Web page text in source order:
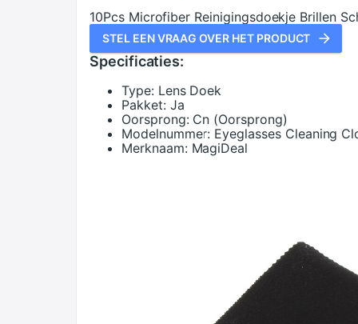
10Pcs Microfiber Reinigingsdoekje Brillen
STEL EEN VRAAG OVER HET PRODUCT
Specificaties:
Type: Lens Doek
Pakket: Ja
Oorsprong: Cn (Oorsprong)
Modelnummer: Eyeglasses Cleaning
Merknaam: MagiDeal